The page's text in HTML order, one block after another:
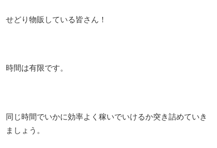
せどり物販している皆さん！
時間は有限です。
同じ時間でいかに効率よく稼いでいけるか突き詰めていき
ましょう。